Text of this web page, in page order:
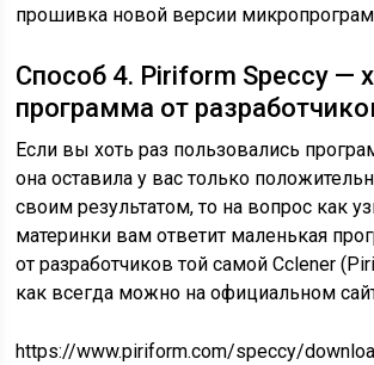
прошивка новой версии
Способ 4. Piriform Speccy —
программа от
Если вы хоть раз пользовались
она оставила у вас только
своим результатом, то на вопрос как
материнки вам ответит маленькая
от разработчиков той самой Cclener
как всегда можно на официальном
https://www.piriform.com/speccy/